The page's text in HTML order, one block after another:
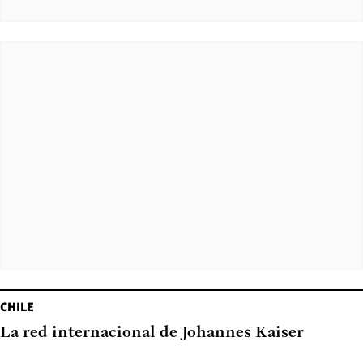
CHILE
La red internacional de Johannes Kaiser